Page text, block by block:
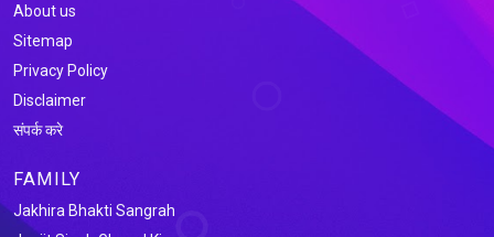
About us
Sitemap
Privacy Policy
Disclaimer
संपर्क करे
FAMILY
Jakhira Bhakti Sangrah